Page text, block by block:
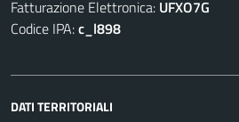
Fatturazione Elettronica: UFXO7G
Codice IPA:c_l898
DATI TERRITORIALI